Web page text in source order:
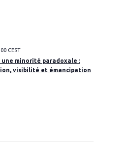
CEST
une minorité paradoxale :
visibilité et émancipation